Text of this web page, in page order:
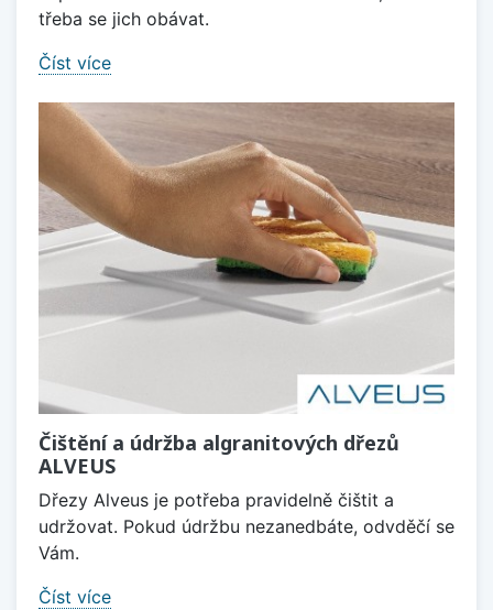
třeba se jich obávat.
Číst více
Čištění a údržba algranitových dřezů
ALVEUS
Dřezy Alveus je potřeba pravidelně čištit a
udržovat. Pokud údržbu nezanedbáte, odvděčí se
Vám.
Číst více